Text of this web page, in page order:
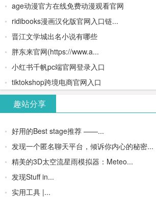
1.5-pro与
age动漫官方在线免费动漫观看官网
ridibooks漫画汉化版官网入口链...
晋江文学城出名小说有哪些
胖东来官网(https://www.a...
小红书千帆pc端官网登录入口
tiktokshop跨境电商官网入口
趣站分享
好用的Best stage推荐 ——...
发现一个匿名聊天平台，倾诉你内心的秘密...
精美的3D太空流星雨模拟器：Meteo...
发现Stuff in...
实用工具 |...